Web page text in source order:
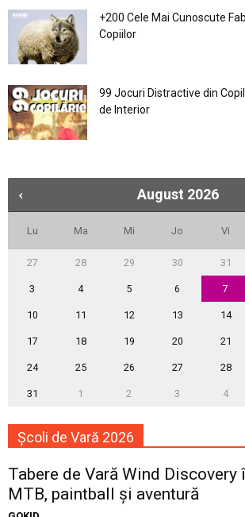
+200 Cele Mai Cunoscute
Copiilor
99 Jocuri Distractive din
de Interior
August 2026
Lu Ma Mi Jo Vi
27 28 29 30 31
3 4 5 6 7
10 11 12 13 14
17 18 19 20 21
24 25 26 27 28
31 1 2 3 4
Școli de Vară 2026
Tabere de Vară Wind Discovery
MTB, paintball și aventură